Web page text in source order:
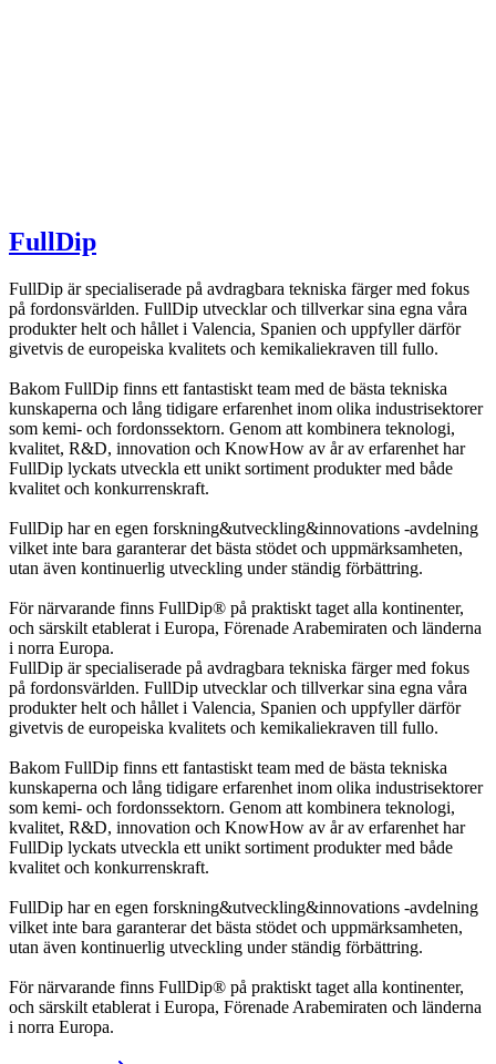
FullDip
FullDip är specialiserade på avdragbara tekniska färger med fokus
på fordonsvärlden. FullDip utvecklar och tillverkar sina egna våra
produkter helt och hållet i Valencia, Spanien och uppfyller därför
givetvis de europeiska kvalitets och kemikaliekraven till fullo.
Bakom FullDip finns ett fantastiskt team med de bästa tekniska
kunskaperna och lång tidigare erfarenhet inom olika industrisektorer
som kemi- och fordonssektorn. Genom att kombinera teknologi,
kvalitet, R&D, innovation och KnowHow av år av erfarenhet har
FullDip lyckats utveckla ett unikt sortiment produkter med både
kvalitet och konkurrenskraft.
FullDip har en egen forskning&utveckling&innovations -avdelning
vilket inte bara garanterar det bästa stödet och uppmärksamheten,
utan även kontinuerlig utveckling under ständig förbättring.
För närvarande finns FullDip® på praktiskt taget alla kontinenter,
och särskilt etablerat i Europa, Förenade Arabemiraten och länderna
i norra Europa.
FullDip är specialiserade på avdragbara tekniska färger med fokus
på fordonsvärlden. FullDip utvecklar och tillverkar sina egna våra
produkter helt och hållet i Valencia, Spanien och uppfyller därför
givetvis de europeiska kvalitets och kemikaliekraven till fullo.
Bakom FullDip finns ett fantastiskt team med de bästa tekniska
kunskaperna och lång tidigare erfarenhet inom olika industrisektorer
som kemi- och fordonssektorn. Genom att kombinera teknologi,
kvalitet, R&D, innovation och KnowHow av år av erfarenhet har
FullDip lyckats utveckla ett unikt sortiment produkter med både
kvalitet och konkurrenskraft.
FullDip har en egen forskning&utveckling&innovations -avdelning
vilket inte bara garanterar det bästa stödet och uppmärksamheten,
utan även kontinuerlig utveckling under ständig förbättring.
För närvarande finns FullDip® på praktiskt taget alla kontinenter,
och särskilt etablerat i Europa, Förenade Arabemiraten och länderna
i norra Europa.